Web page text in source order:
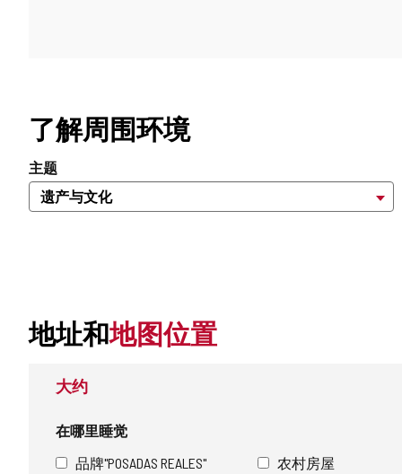
了解周围环境
主题
地址和地图位置
大约
在哪里睡觉
品牌"POSADAS REALES"
农村房屋